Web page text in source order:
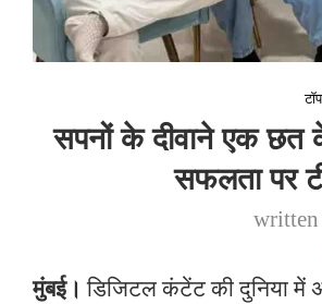
सपनों के दीवाने एक छत
सफलता पर
मुंबई।डिजिटल कंटेंट की दुनिया में